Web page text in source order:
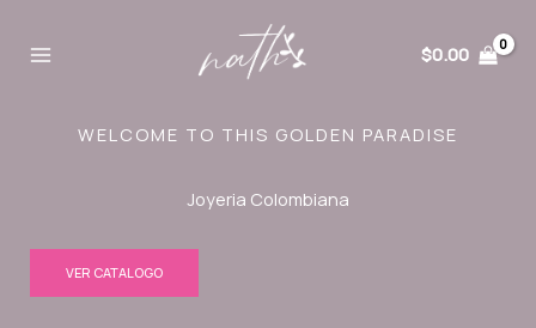
$0.00
WELCOME TO THIS GOLDEN PARADISE
Joyeria Colombiana
VER CATALOGO